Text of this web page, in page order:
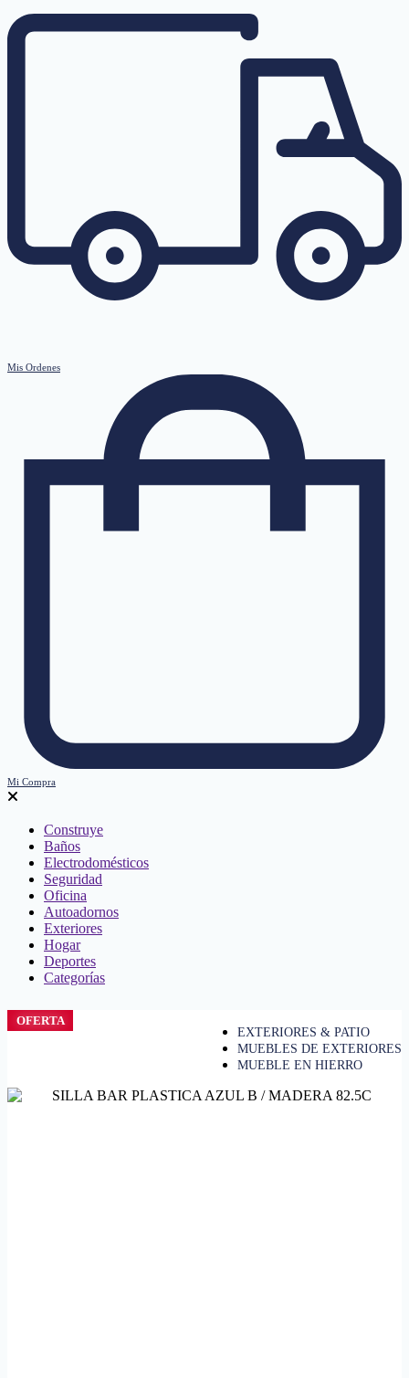
Mis Ordenes
Mi Compra
Construye
Baños
Electrodomésticos
Seguridad
Oficina
Autoadornos
Exteriores
Hogar
Deportes
Categorías
EXTERIORES & PATIO
MUEBLES DE EXTERIORES
MUEBLE EN HIERRO
OFERTA